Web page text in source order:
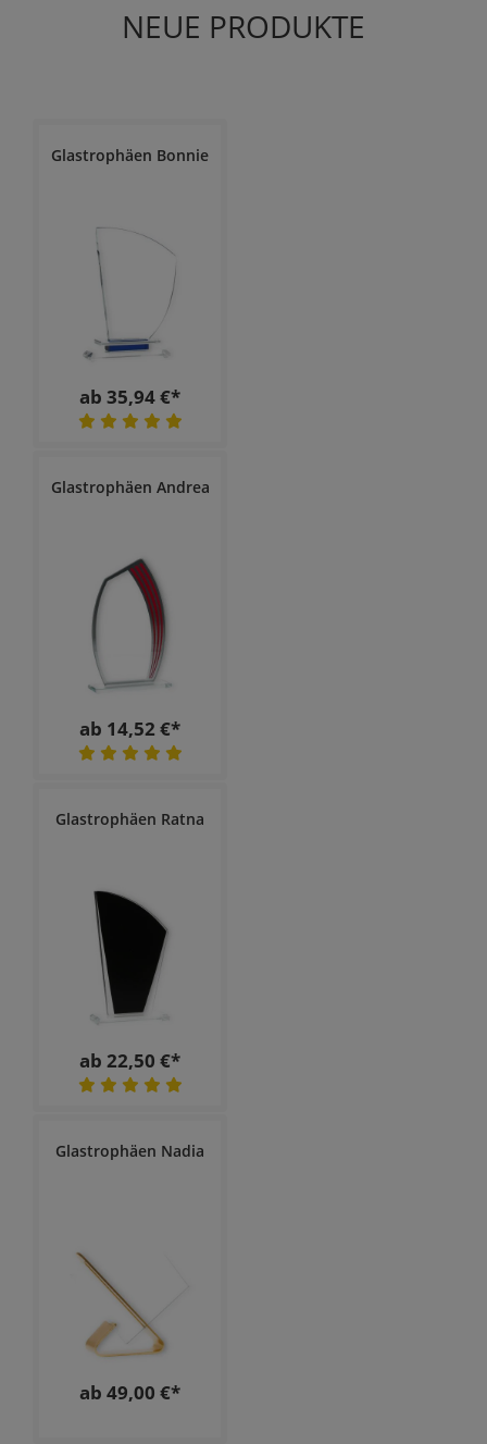
NEUE PRODUKTE
Glastrophäen Bonnie
ab 35,94 €*
Glastrophäen Andrea
ab 14,52 €*
Glastrophäen Ratna
ab 22,50 €*
Glastrophäen Nadia
ab 49,00 €*